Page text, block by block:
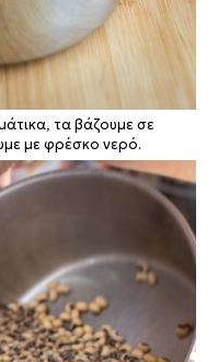
τα βάζουμε σε
με φρέσκο νερό.